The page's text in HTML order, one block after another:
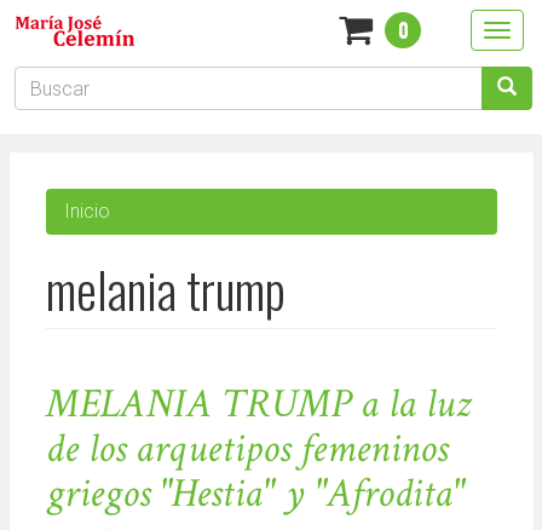
Pasar
contenido
principal
Formulario
búsqueda
0
Inicio
melania trump
MELANIA TRUMP a la luz
de los arquetipos femeninos
griegos "Hestia" y "Afrodita"